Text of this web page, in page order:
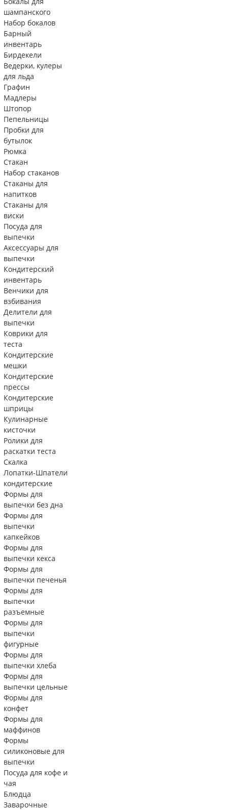
шампанского
Набор бокалов
Барный
инвентарь
Бирдекели
Ведерки, кулеры
для льда
Графин
Мадлеры
Штопор
Пепельницы
Пробки для
бутылок
Рюмка
Стакан
Набор стаканов
Стаканы для
напитков
Стаканы для
виски
Посуда для
выпечки
Аксессуары для
выпечки
Кондитерский
инвентарь
Венчики для
взбивания
Делители для
выпечки
Коврики для
теста
Кондитерские
мешки
Кондитерские
прессы
Кондитерские
шприцы
Кулинарные
кисточки
Ролики для
раскатки теста
Скалка
Лопатки-Шпатели
кондитерские
Формы для
выпечки без дна
Формы для
выпечки
капкейков
Формы для
выпечки кекса
Формы для
выпечки печенья
Формы для
выпечки
разъемные
Формы для
выпечки
фигурные
Формы для
выпечки хлеба
Формы для
выпечки цельные
Формы для
конфет
Формы для
маффинов
Формы
силиконовые для
выпечки
Посуда для кофе и
чая
Блюдца
Заварочные